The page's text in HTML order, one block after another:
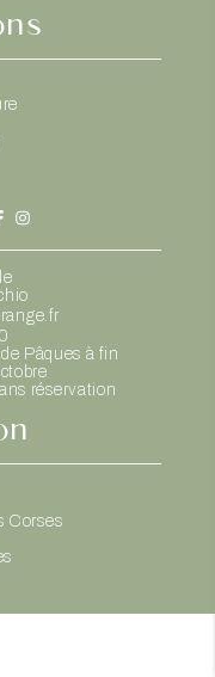
Pâques à fin
réservation
Corses